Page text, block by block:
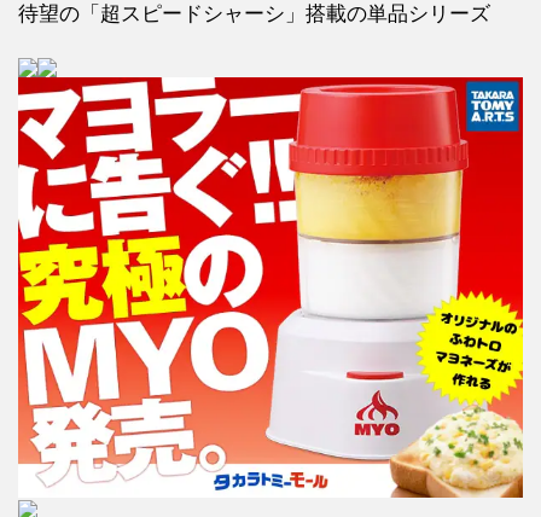
待望の「超スピードシャーシ」搭載の単品シリーズ